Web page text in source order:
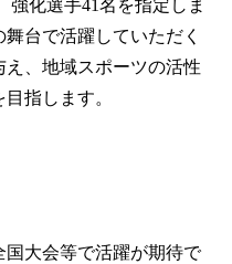
強化選手41名を指定しま
台で活躍していただく
、地域スポーツの活性
指します。
大会等で活躍が期待で